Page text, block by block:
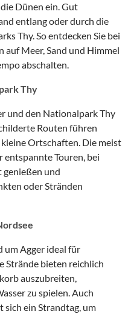
Dünen ein. Gut
entlang oder durch die
Thy. So entdecken Sie bei
auf Meer, Sand und Himmel
abschalten.
Thy
und den Nationalpark Thy
Routen führen
Ortschaften. Die meist
entspannte Touren, bei
genießen und
oder Stränden
um Agger ideal für
Strände bieten reichlich
auszubreiten,
zu spielen. Auch
ein Strandtag, um